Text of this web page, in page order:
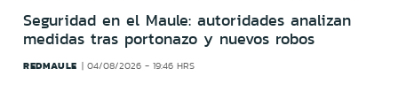
Seguridad en el Maule: autoridades analizan
medidas tras portonazo y nuevos robos
REDMAULE 04/08/2026 - 19:46 HRS